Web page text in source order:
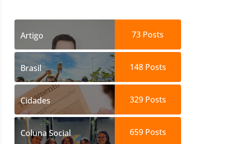
Artigo 73 Posts
Brasil 148Posts
Cidades 329Posts
Coluna Social 659Posts